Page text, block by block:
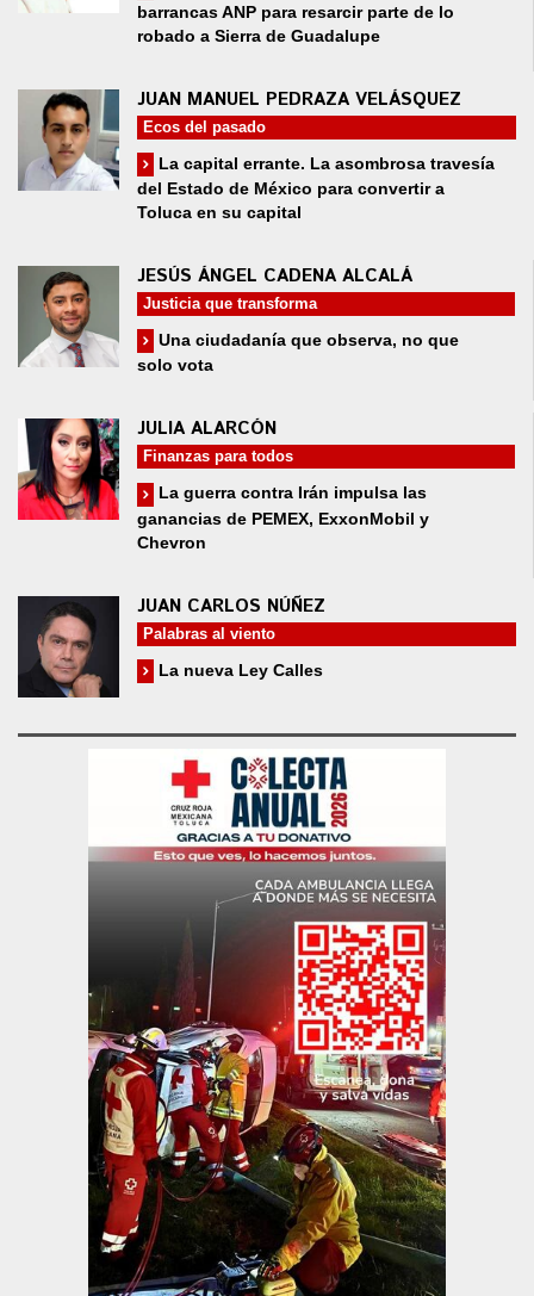
barrancas ANP para resarcir parte de lo
robado a Sierra de Guadalupe
JUAN MANUEL PEDRAZA VELÁSQUEZ
Ecos del pasado
La capital errante. La asombrosa travesía
del Estado de México para convertir a
Toluca en su capital
JESÚS ÁNGEL CADENA ALCALÁ
Justicia que transforma
Una ciudadanía que observa, no que
solo vota
JULIA ALARCÓN
Finanzas para todos
La guerra contra Irán impulsa las
ganancias de PEMEX, ExxonMobil y
Chevron
JUAN CARLOS NÚÑEZ
Palabras al viento
La nueva Ley Calles